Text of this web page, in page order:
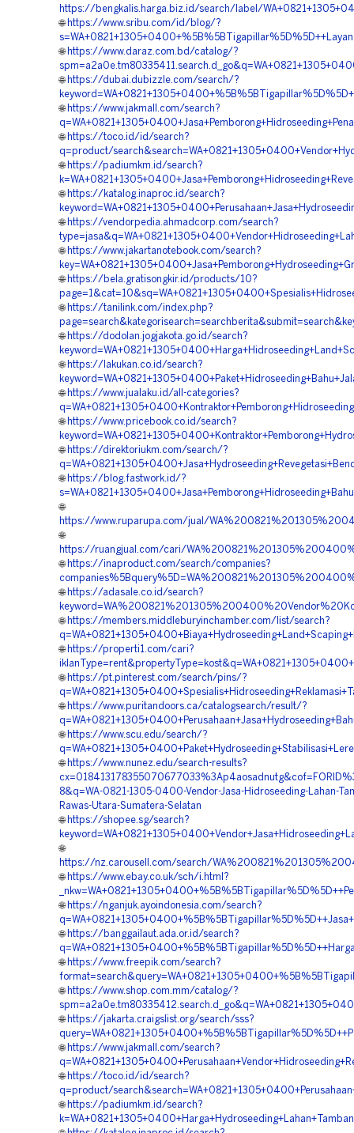
https://bengkalis.harga.biz.id/search/label/
🌐 https://www.sribu.com/id/blog/?
🌐 https://www.daraz.com.bd/catalog/?
🌐 https://dubai.dubizzle.com/search/?
🌐 https://www.jakmall.com/search?
🌐 https://toco.id/id/search?
q=product/
🌐 https://padiumkm.id/search?
🌐 https://katalog.inaproc.id/search?
🌐 https://vendorpedia.ahmadcorp.com/search?
🌐 https://www.jakartanotebook.com/search?
🌐 https://bela.gratisongkir.id/products/10?
🌐 https://tanilink.com/index.php?
🌐 https://dodolan.jogjakota.go.id/search?
🌐 https://lakukan.co.id/search?
🌐 https://www.jualaku.id/all-categories?
🌐 https://www.pricebook.co.id/search?
🌐 https://direktoriukm.com/search/?
🌐 https://blog.fastwork.id/?
🌐
https://www.ruparupa.com/jual/
🌐
https://ruangjual.com/cari/
🌐 https://inaproduct.com/search/companies?
🌐 https://adasale.co.id/search?
🌐 https://members.middleburyinchamber.com/list/search?
🌐 https://properti1.com/cari?
🌐 https://pt.pinterest.com/search/pins/?
🌐 https://www.puritandoors.ca/catalogsearch/result/?
🌐 https://www.scu.edu/search/?
🌐 https://www.nunez.edu/search-results?
8&q=WA-0821-1305-0400-Vendor-Jasa-Hidroseeding-Lahan-
Rawas-Utara-Sumatera-Selatan
🌐 https://shopee.sg/search?
🌐
https://nz.carousell.com/search/
🌐 https://www.ebay.co.uk/sch/i.html?
🌐 https://nganjuk.ayoindonesia.com/search?
🌐 https://banggailaut.ada.or.id/search?
🌐 https://www.freepik.com/search?
🌐 https://www.shop.com.mm/catalog/?
🌐 https://jakarta.craigslist.org/search/sss?
🌐 https://www.jakmall.com/search?
🌐 https://toco.id/id/search?
q=product/
🌐 https://padiumkm.id/search?